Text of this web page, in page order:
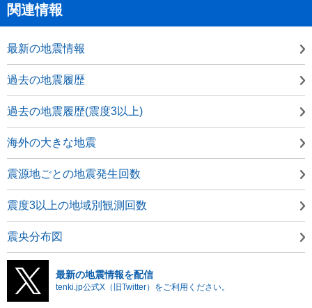
関連情報
最新の地震情報
過去の地震履歴
過去の地震履歴(震度3以上)
海外の大きな地震
震源地ごとの地震発生回数
震度3以上の地域別観測回数
震央分布図
最新の地震情報を配信
tenki.jp公式X（旧Twitter）をご利用ください。